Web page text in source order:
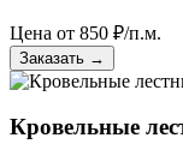
Цена от 850 ₽/п.м.
Заказать →
Кровельные